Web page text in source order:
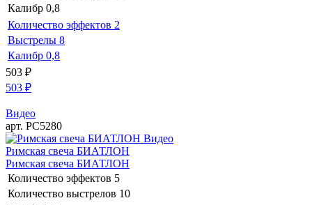
Калибр 0,8
Количество эффектов 2
Выстрелы 8
Калибр 0,8
503 ₽
503 ₽
Видео
арт. РС5280
Видео
Римская свеча БИАТЛОН
Римская свеча БИАТЛОН
Количество эффектов 5
Количество выстрелов 10